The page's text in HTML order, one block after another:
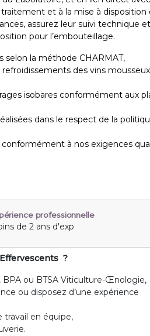
et à la mise à disposition
assurez leur suivi technique et
pour l’embouteillage.
selon la méthode CHARMAT,
des vins
isobares conformément aux
dans le respect de la
à nos exigences
professionnelle
de 2 ans d'exp
Effervescents?
BPA ou BTSA Viticulture-Œnologie,
ou disposez d’une expérience
travail en équipe,